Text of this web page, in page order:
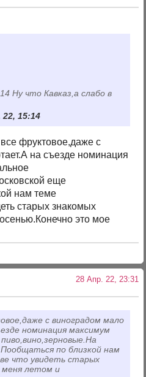
Ну что Кавказ,а слабо в
15:14
фруктовое,даже с
на съезде номинация
еще
нам теме
старых знакомых
это мое
28 Апр. 22, 23:31
с виноградом мало
номинация максимум
по близкой нам
что увидеть старых
меня летом и